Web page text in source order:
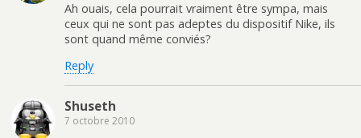
Ah ouais, cela pourrait vraiment être sympa, mais
ceux qui ne sont pas adeptes du dispositif Nike, ils
sont quand même conviés?
Reply
Shuseth
7 octobre 2010